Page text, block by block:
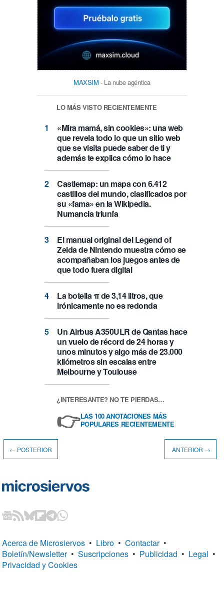
MAXSIM - La nube agéntica
LO MÁS VISTO RECIENTEMENTE
«Mira mamá, sin cookies»: una web
que revela todo lo que un sitio web
que se visita puede saber de ti y
además te explica cómo lo hace
Castlemap: un mapa con 6.412
castillos del mundo, clasificados por
su «fama» en la Wikipedia.
Numancia triunfa
El manual original del Legend of
Zelda de Nintendo muestra cómo se
acompañaban los juegos antes de
que todo fuera digital
La botella π de 3,14 litros, que
irónicamente no es redonda
Un Airbus A350ULR de Qantas hace
un vuelo de récord de 24 horas y
unos minutos y algo más de 23.000
kilómetros sin escalas entre
Melbourne y Toulouse
¿INTERESANTE? NO TE PIERDAS…
👉LAS 100 ANOTACIONES MÁS
POPULARES RECIENTEMENTE
← POSTERIOR ANTERIOR →
Acerca de Microsiervos • Libro • Contactar •
Boletín/Newsletter • Suscripciones • Publicidad • Legal •
Privacidad y Cookies